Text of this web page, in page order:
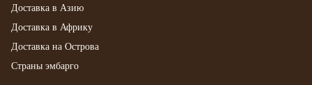
Доставка в Азию
Доставка в Африку
Доставка на Острова
Страны эмбарго